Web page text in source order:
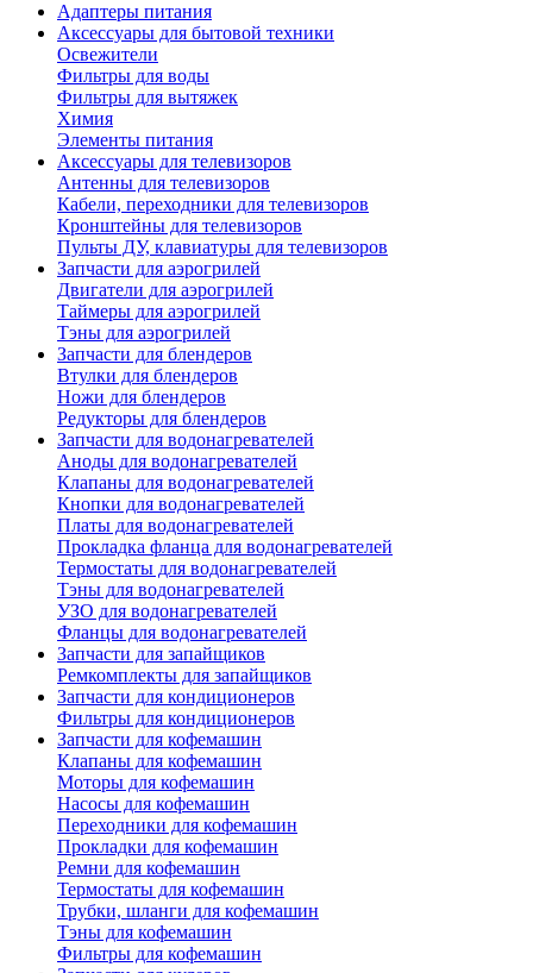
Адаптеры питания
Аксессуары для бытовой техники
Освежители
Фильтры для воды
Фильтры для вытяжек
Химия
Элементы питания
Аксессуары для телевизоров
Антенны для телевизоров
Кабели, переходники для телевизоров
Кронштейны для телевизоров
Пульты ДУ, клавиатуры для телевизоров
Запчасти для аэрогрилей
Двигатели для аэрогрилей
Таймеры для аэрогрилей
Тэны для аэрогрилей
Запчасти для блендеров
Втулки для блендеров
Ножи для блендеров
Редукторы для блендеров
Запчасти для водонагревателей
Аноды для водонагревателей
Клапаны для водонагревателей
Кнопки для водонагревателей
Платы для водонагревателей
Прокладка фланца для водонагревателей
Термостаты для водонагревателей
Тэны для водонагревателей
УЗО для водонагревателей
Фланцы для водонагревателей
Запчасти для запайщиков
Ремкомплекты для запайщиков
Запчасти для кондиционеров
Фильтры для кондиционеров
Запчасти для кофемашин
Клапаны для кофемашин
Моторы для кофемашин
Насосы для кофемашин
Переходники для кофемашин
Прокладки для кофемашин
Ремни для кофемашин
Термостаты для кофемашин
Трубки, шланги для кофемашин
Тэны для кофемашин
Фильтры для кофемашин